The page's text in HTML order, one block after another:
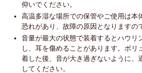
仰いでください。
高温多湿な場所での保管やご使用は本
恐れがあり、故障の原因となりますの
音量が最大の状態で装着するとハウリ
し、耳を傷めることがあります。ボリ
着した後、音が大き過ぎないように、
してください。